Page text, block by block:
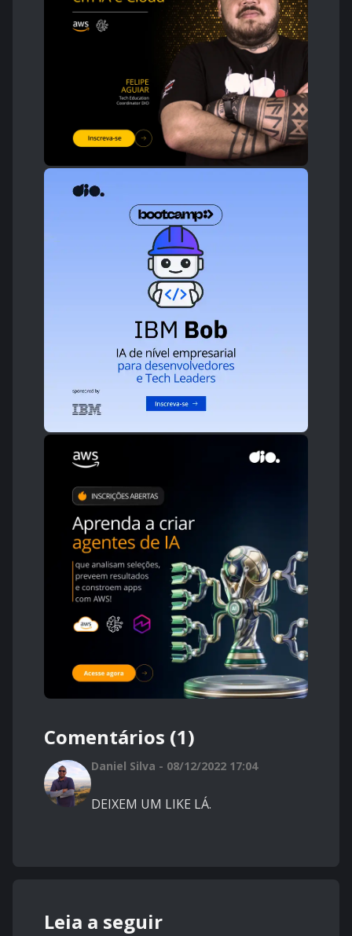
Comentários (1)
Daniel Silva - 08/12/2022 17:04
DEIXEM UM LIKE LÁ.
Leia a seguir